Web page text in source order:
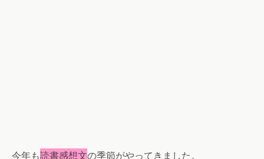
今年も読書感想文の季節がやってきました。